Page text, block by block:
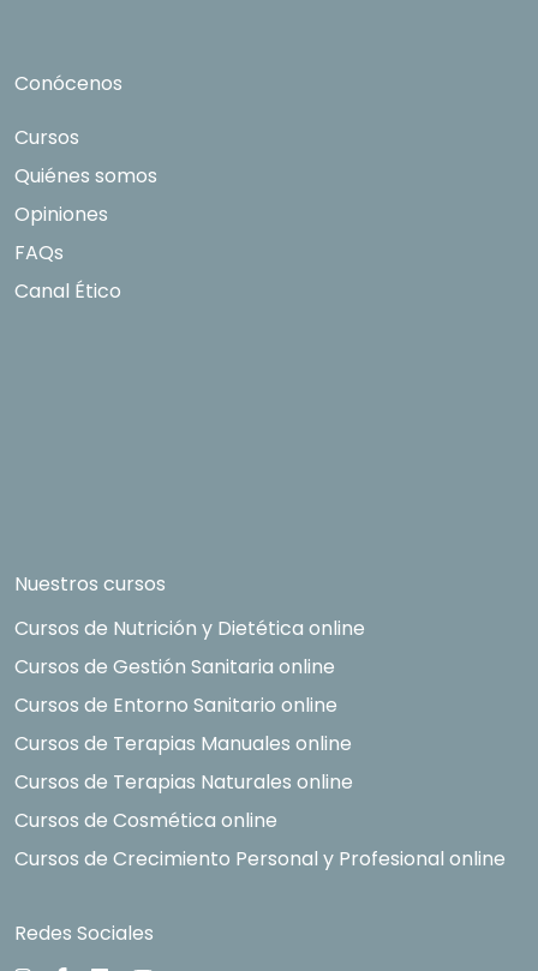
Conócenos
Cursos
Quiénes somos
Opiniones
FAQs
Canal Ético
Nuestros cursos
Cursos de Nutrición y Dietética online
Cursos de Gestión Sanitaria online
Cursos de Entorno Sanitario online
Cursos de Terapias Manuales online
Cursos de Terapias Naturales online
Cursos de Cosmética online
Cursos de Crecimiento Personal y Profesional online
Redes Sociales